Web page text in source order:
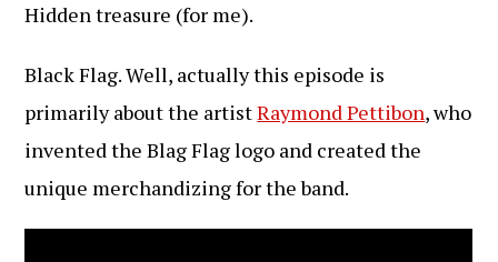
Hidden treasure (for me).
Black Flag. Well, actually this episode is
primarily about the artistRaymond Pettibon, who
invented the Blag Flag logo and created the
unique merchandizing for the band.